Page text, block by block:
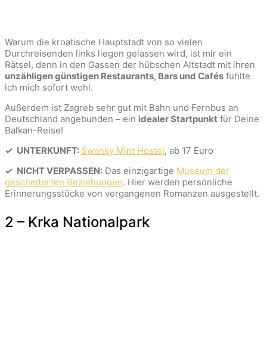
Warum die kroatische Hauptstadt von so vielen
Durchreisenden links liegen gelassen wird, ist mir ein
Rätsel, denn in den Gassen der hübschen Altstadt mit ihren
unzähligen günstigen Restaurants, Bars und Cafés fühlte
ich mich sofort wohl.
Außerdem ist Zagreb sehr gut mit Bahn und Fernbus an
Deutschland angebunden – ein idealer Startpunkt für Deine
Balkan-Reise!
✓ UNTERKUNFT: Swanky Mint Hostel, ab 17 Euro
✓ NICHT VERPASSEN: Das einzigartige Museum der
gescheiterten Beziehungen. Hier werden persönliche
Erinnerungsstücke von vergangenen Romanzen ausgestellt.
2 – Krka Nationalpark